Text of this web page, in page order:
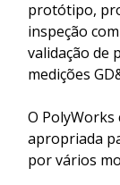
protótipo,
inspeção
validação de
medições
O
apropriada
por vários